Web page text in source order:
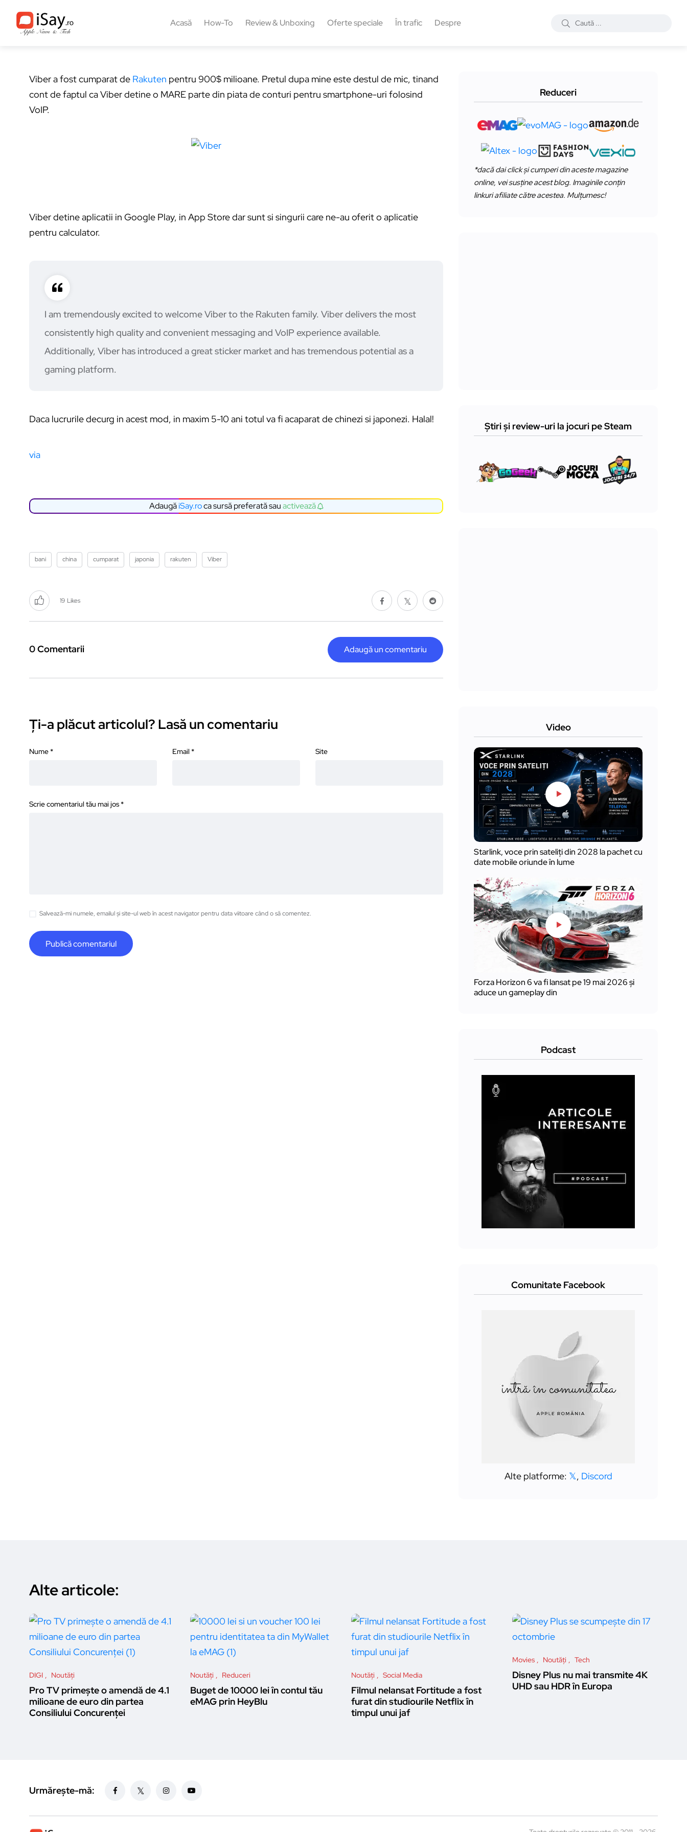
Acasă How-To Review & Unboxing Oferte speciale În trafic Despre
Viber a fost cumparat de Rakuten pentru 900$ milioane. Pretul dupa mine este destul de mic, tinand
cont de faptul ca Viber detine o MARE parte din piata de conturi pentru smartphone-uri folosind
VoIP.
Viber detine aplicatii in Google Play, in App Store dar sunt si singurii care ne-au oferit o aplicatie
pentru calculator.
I am tremendously excited to welcome Viber to the Rakuten family. Viber delivers the most
consistently high quality and convenient messaging and VoIP experience available.
Additionally, Viber has introduced a great sticker market and has tremendous potential as a
gaming platform.
Daca lucrurile decurg in acest mod, in maxim 5-10 ani totul va fi acaparat de chinezi si japonezi. Halal!
via
AdaugăiSay.roca sursă preferată sauactivează
bani china cumparat japonia rakuten Viber
19 Likes
0 Comentarii Adaugă un comentariu
Ți-a plăcut articolul? Lasă un comentariu
Nume * Email * Site
Scrie comentariul tău mai jos *
Salvează-mi numele, emailul și site-ul web în acest navigator pentru data viitoare când o să comentez.
Reduceri
*dacă dai click și cumperi din aceste magazine
online, vei susține acest blog. Imaginile conțin
linkuri afiliate către acestea. Mulțumesc!
Știri și review-uri la jocuri pe Steam
Video
Starlink, voce prin sateliți din 2028 la pachet cu
date mobile oriunde în lume
Forza Horizon 6 va fi lansat pe 19 mai 2026 și
aduce un gameplay din
Podcast
Comunitate Facebook
Alte platforme: 𝕏, Discord
Alte articole:
DIGI Noutăți
Pro TV primește o amendă de 4.1
milioane de euro din partea
Consiliului Concurenței
Noutăți Reduceri
Buget de 10000 lei în contul tău
eMAG prin HeyBlu
Noutăți Social Media
Filmul nelansat Fortitude a fost
furat din studiourile Netflix în
timpul unui jaf
Movies Noutăți Tech
Disney Plus nu mai transmite 4K
UHD sau HDR în Europa
Urmărește-mă: